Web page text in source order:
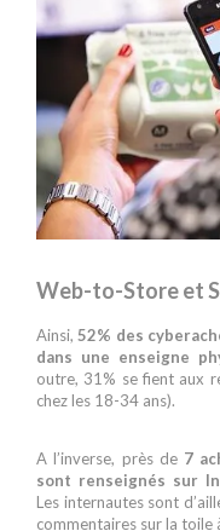
Web-to-Store et
Ainsi,52% des
dans une enseigne
outre, 31% se fient aux
chez les 18-34 ans).
A l’inverse, près de 7
sont renseignés sur
Les internautes sont
commentaires sur la toile